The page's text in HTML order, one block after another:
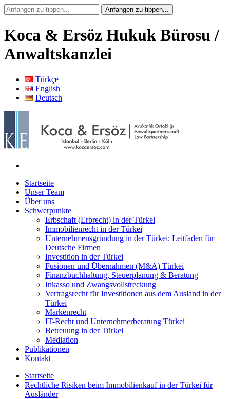
Koca & Ersöz Hukuk Bürosu /
Anwaltskanzlei
Türkçe
English
Deutsch
Startseite
Unser Team
Über uns
Schwerpunkte
Erbschaft (Erbrecht) in der Türkei
Immobilienrecht in der Türkei
Unternehmensgründung in der Türkei: Leitfaden für
Deutsche Firmen
Investition in der Türkei
Fusionen und Übernahmen (M&A) Türkei
Finanzbuchhaltung, Steuerplanung & Beratung
Inkasso und Zwangsvollstreckung
Vertragsrecht für Investitionen aus dem Ausland in der
Türkei
Markenrecht
IT-Recht und Unternehmerberatung Türkei
Betreuung in der Türkei
Mediation
Publikationen
Kontakt
Startseite
Rechtliche Risiken beim Immobilienkauf in der Türkei für
Ausländer